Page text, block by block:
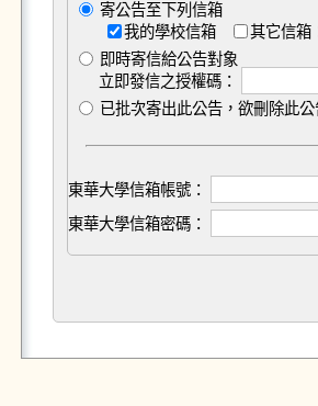
寄公告至下列信箱
我的學校信箱
其它信箱
即時寄信給公告對象
立即發信之授權碼：
已批次寄出此公告，欲刪除此
東華大學信箱帳號：
東華大學信箱密碼：